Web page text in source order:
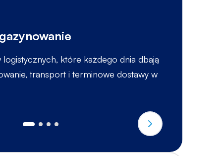
logistycznych, które każdego dnia dbają
transport i terminowe dostawy w